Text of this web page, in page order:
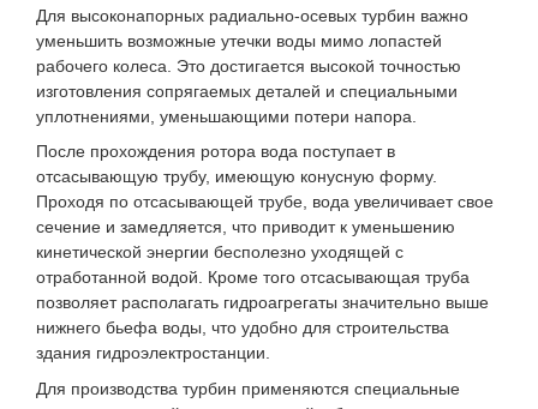
Для высоконапорных радиально-осевых турбин важно
уменьшить возможные утечки воды мимо лопастей
рабочего колеса. Это достигается высокой точностью
изготовления сопрягаемых деталей и специальными
уплотнениями, уменьшающими потери напора.
После прохождения ротора вода поступает в
отсасывающую трубу, имеющую конусную форму.
Проходя по отсасывающей трубе, вода увеличивает свое
сечение и замедляется, что приводит к уменьшению
кинетической энергии бесполезно уходящей с
отработанной водой. Кроме того отсасывающая труба
позволяет располагать гидроагрегаты значительно выше
нижнего бьефа воды, что удобно для строительства
здания гидроэлектростанции.
Для производства турбин применяются специальные